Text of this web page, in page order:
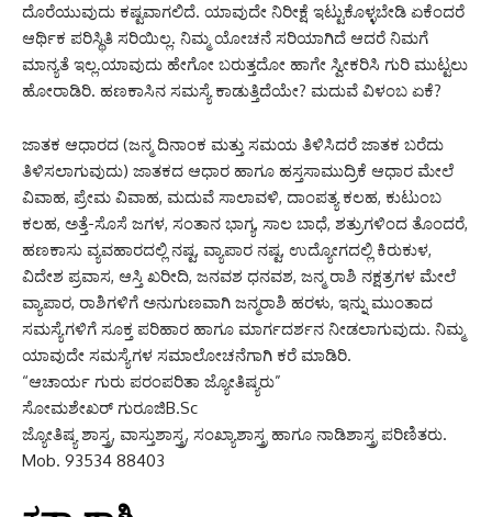
ದೊರೆಯುವುದು ಕಷ್ಟವಾಗಲಿದೆ. ಯಾವುದೇ ನಿರೀಕ್ಷೆ ಇಟ್ಟುಕೊಳ್ಳಬೇಡಿ ಏಕೆಂದರೆ
ಆರ್ಥಿಕ ಪರಿಸ್ಥಿತಿ ಸರಿಯಿಲ್ಲ. ನಿಮ್ಮ ಯೋಚನೆ ಸರಿಯಾಗಿದೆ ಆದರೆ ನಿಮಗೆ
ಮಾನ್ಯತೆ ಇಲ್ಲ.ಯಾವುದು ಹೇಗೋ ಬರುತ್ತದೋ ಹಾಗೇ ಸ್ವೀಕರಿಸಿ ಗುರಿ ಮುಟ್ಟಲು
ಹೋರಾಡಿರಿ. ಹಣಕಾಸಿನ ಸಮಸ್ಯೆ ಕಾಡುತ್ತಿದೆಯೇ? ಮದುವೆ ವಿಳಂಬ ಏಕೆ?
ಜಾತಕ ಆಧಾರದ (ಜನ್ಮ ದಿನಾಂಕ ಮತ್ತು ಸಮಯ ತಿಳಿಸಿದರೆ ಜಾತಕ ಬರೆದು
ತಿಳಿಸಲಾಗುವುದು) ಜಾತಕದ ಆಧಾರ ಹಾಗೂ ಹಸ್ತಸಾಮುದ್ರಿಕೆ ಆಧಾರ ಮೇಲೆ
ವಿವಾಹ, ಪ್ರೇಮ ವಿವಾಹ, ಮದುವೆ ಸಾಲಾವಳಿ, ದಾಂಪತ್ಯ ಕಲಹ, ಕುಟುಂಬ
ಕಲಹ, ಅತ್ತೆ-ಸೊಸೆ ಜಗಳ, ಸಂತಾನ ಭಾಗ್ಯ, ಸಾಲ ಬಾಧೆ, ಶತ್ರುಗಳಿಂದ ತೊಂದರೆ,
ಹಣಕಾಸು ವ್ಯವಹಾರದಲ್ಲಿ ನಷ್ಟ, ವ್ಯಾಪಾರ ನಷ್ಟ, ಉದ್ಯೋಗದಲ್ಲಿ ಕಿರುಕುಳ,
ವಿದೇಶ ಪ್ರವಾಸ, ಆಸ್ತಿ ಖರೀದಿ, ಜನವಶ ಧನವಶ, ಜನ್ಮ ರಾಶಿ ನಕ್ಷತ್ರಗಳ ಮೇಲೆ
ವ್ಯಾಪಾರ, ರಾಶಿಗಳಿಗೆ ಅನುಗುಣವಾಗಿ ಜನ್ಮರಾಶಿ ಹರಳು, ಇನ್ನು ಮುಂತಾದ
ಸಮಸ್ಯೆಗಳಿಗೆ ಸೂಕ್ತ ಪರಿಹಾರ ಹಾಗೂ ಮಾರ್ಗದರ್ಶನ ನೀಡಲಾಗುವುದು. ನಿಮ್ಮ
ಯಾವುದೇ ಸಮಸ್ಯೆಗಳ ಸಮಾಲೋಚನೆಗಾಗಿ ಕರೆ ಮಾಡಿರಿ.
“ಆಚಾರ್ಯ ಗುರು ಪರಂಪರಿತಾ ಜ್ಯೋತಿಷ್ಯರು”
ಸೋಮಶೇಖರ್ ಗುರೂಜಿB.Sc
ಜ್ಯೋತಿಷ್ಯ ಶಾಸ್ತ್ರ, ವಾಸ್ತುಶಾಸ್ತ್ರ, ಸಂಖ್ಯಾಶಾಸ್ತ್ರ ಹಾಗೂ ನಾಡಿಶಾಸ್ತ್ರ ಪರಿಣಿತರು.
Mob. 93534 88403